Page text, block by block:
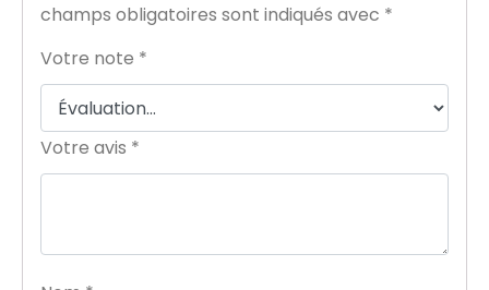
champs obligatoires sont indiqués avec *
Votre note *
Votre avis *